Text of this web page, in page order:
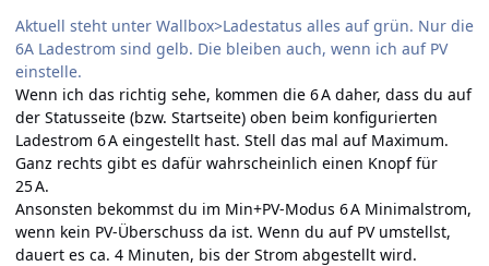
Aktuell steht unter Wallbox>Ladestatus alles auf grün. Nur die
6A Ladestrom sind gelb. Die bleiben auch, wenn ich auf PV
einstelle.
Wenn ich das richtig sehe, kommen die 6 A daher, dass du auf
der Statusseite (bzw. Startseite) oben beim konfigurierten
Ladestrom 6 A eingestellt hast. Stell das mal auf Maximum.
Ganz rechts gibt es dafür wahrscheinlich einen Knopf für
25 A.
Ansonsten bekommst du im Min+PV-Modus 6 A Minimalstrom,
wenn kein PV-Überschuss da ist. Wenn du auf PV umstellst,
dauert es ca. 4 Minuten, bis der Strom abgestellt wird.